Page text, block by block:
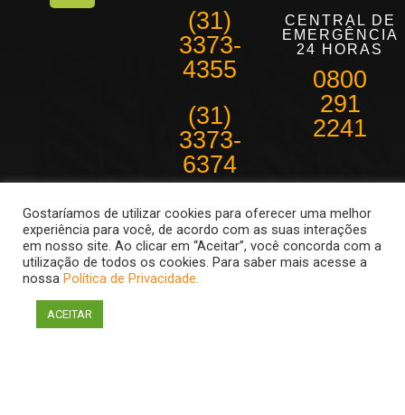
(31)
3373-
4355
(31)
3373-
6374
região
metropolitana
Atendimento de
08:30 as 18hs
CENTRAL DE
EMERGÊNCIA
24 HORAS
0800
291
2241
Gostaríamos de utilizar cookies para oferecer uma melhor
experiência para você, de acordo com as suas interações
em nosso site. Ao clicar em “Aceitar”, você concorda com a
utilização de todos os cookies. Para saber mais acesse a
nossa Política de Privacidade.
ACEITAR